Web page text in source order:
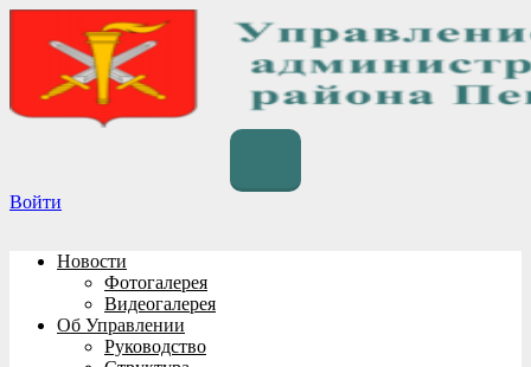
содержимому
Войти
Новости
Фотогалерея
Видеогалерея
Об Управлении
Руководство